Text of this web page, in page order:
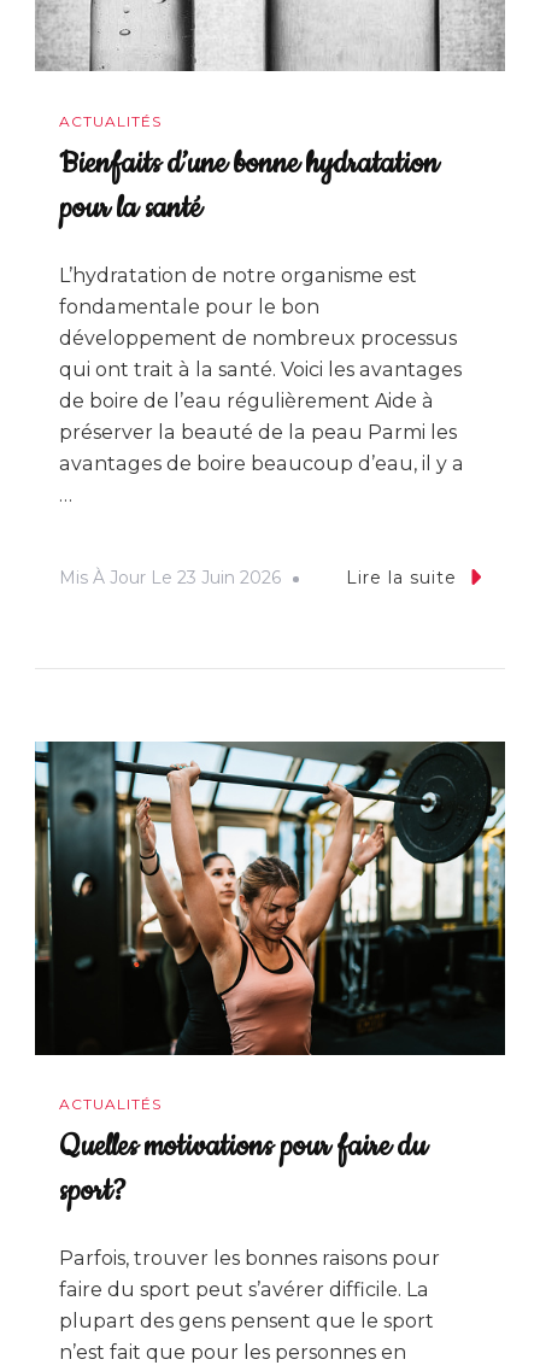
ACTUALITÉS
Bienfaits d’une bonne hydratation
pour la santé
L’hydratation de notre organisme est
fondamentale pour le bon
développement de nombreux processus
qui ont trait à la santé. Voici les avantages
de boire de l’eau régulièrement Aide à
préserver la beauté de la peau Parmi les
avantages de boire beaucoup d’eau, il y a
…
Mis À Jour Le 23 Juin 2026 Lire la suite
ACTUALITÉS
Quelles motivations pour faire du
sport?
Parfois, trouver les bonnes raisons pour
faire du sport peut s’avérer difficile. La
plupart des gens pensent que le sport
n’est fait que pour les personnes en